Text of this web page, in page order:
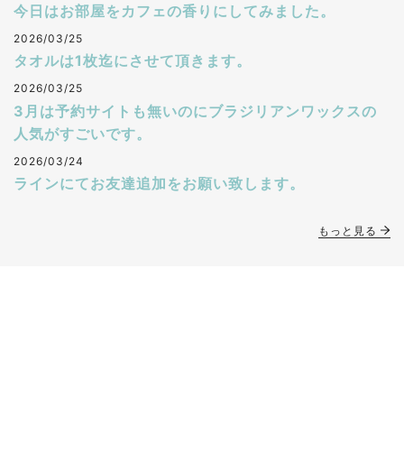
今日はお部屋をカフェの香りにしてみました。
2026/03/25
タオルは1枚迄にさせて頂きます。
2026/03/25
3月は予約サイトも無いのにブラジリアンワックスの
人気がすごいです。
2026/03/24
ラインにてお友達追加をお願い致します。
もっと見る